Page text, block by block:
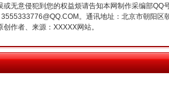
或无意侵犯到您的权益烦请告知本网制作采编部
。通讯地址：北京市朝阳
作者、来源：XXXXX网站。